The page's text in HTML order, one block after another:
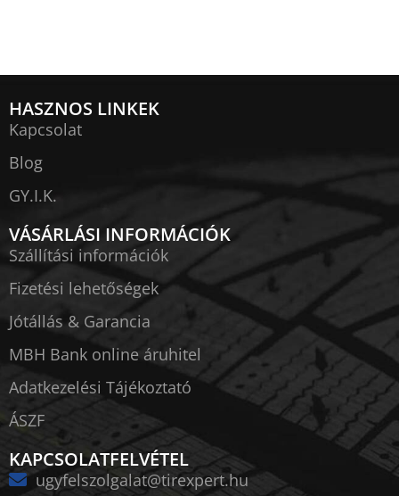
HASZNOS LINKEK
Kapcsolat
Blog
GY.I.K.
VÁSÁRLÁSI INFORMÁCIÓK
Szállítási információk
Fizetési lehetőségek
Jótállás & Garancia
MBH Bank online áruhitel
Adatkezelési Tájékoztató
ÁSZF
KAPCSOLATFELVÉTEL
ugyfelszolgalat@tirexpert.hu